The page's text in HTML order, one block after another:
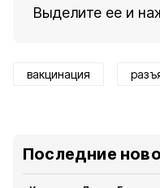
Выделите ее и
вакцинация
Последние